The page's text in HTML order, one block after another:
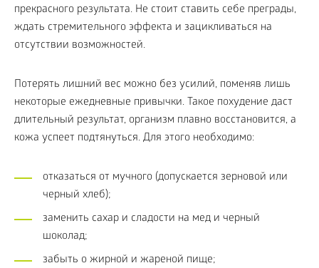
прекрасного результата. Не стоит ставить себе преграды,
ждать стремительного эффекта и зацикливаться на
отсутствии возможностей.
Потерять лишний вес можно без усилий, поменяв лишь
некоторые ежедневные привычки. Такое похудение даст
длительный результат, организм плавно восстановится, а
кожа успеет подтянуться. Для этого необходимо:
отказаться от мучного (допускается зерновой или
черный хлеб);
заменить сахар и сладости на мед и черный
шоколад;
забыть о жирной и жареной пище;